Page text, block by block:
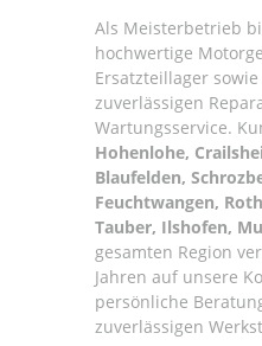
Als Meisterbetrieb
hochwertige
Ersatzteillager
zuverlässigen
Wartungsservice.
Hohenlohe,
Blaufelden,
Feuchtwangen,
Tauber, Ilshofen,
gesamten Region
Jahren auf unsere
persönliche
zuverlässigen